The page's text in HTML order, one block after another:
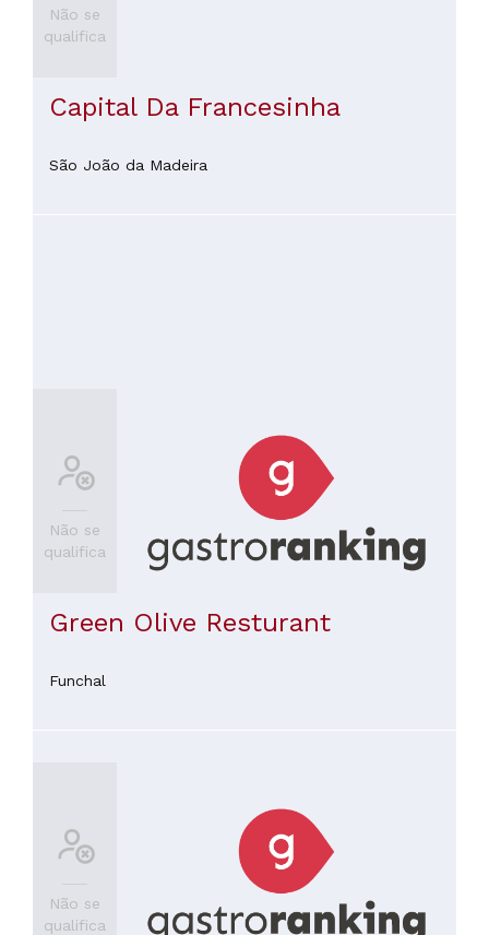
Não se
qualifica
Capital Da Francesinha
São João da Madeira
Não se
qualifica
Green Olive Resturant
Funchal
Não se
qualifica